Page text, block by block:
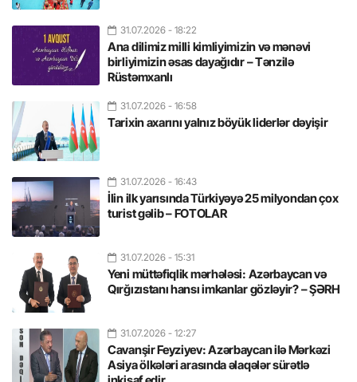
31.07.2026 - 18:22
Ana dilimiz milli kimliyimizin və mənəvi
birliyimizin əsas dayağıdır – Tənzilə
Rüstəmxanlı
31.07.2026 - 16:58
Tarixin axarını yalnız böyük liderlər dəyişir
31.07.2026 - 16:43
İlin ilk yarısında Türkiyəyə 25 milyondan çox
turist gəlib – FOTOLAR
31.07.2026 - 15:31
Yeni müttəfiqlik mərhələsi: Azərbaycan və
Qırğızıstanı hansı imkanlar gözləyir? – ŞƏRH
31.07.2026 - 12:27
Cavanşir Feyziyev: Azərbaycan ilə Mərkəzi
Asiya ölkələri arasında əlaqələr sürətlə